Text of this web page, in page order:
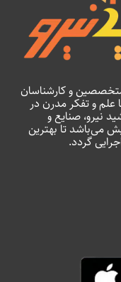
و کارشناسان
علم و تفکر مدرن در
نیرو، صنایع و
می‌باشد تا بهترین
گردد.